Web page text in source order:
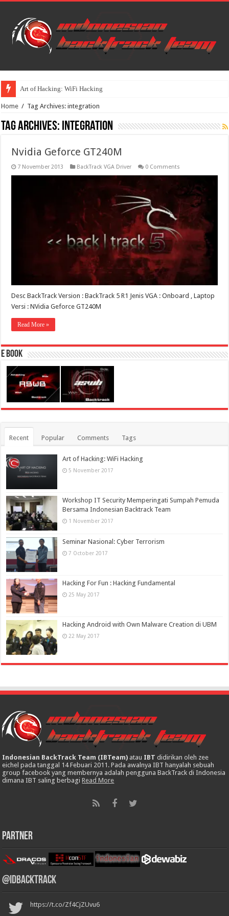
Art of Hacking: WiFi Hacking
Home / Tag Archives: integration
Tag Archives: integration
Nvidia Geforce GT240M
7 November 2013 BackTrack VGA Driver 0 Comments
Desc BackTrack Version : BackTrack 5 R1 Jenis VGA : Onboard , Laptop
Versi : NVidia Geforce GT240M
Read More »
E Book
Recent Popular Comments Tags
Art of Hacking: WiFi Hacking
5 November 2017
Workshop IT Security Memperingati Sumpah Pemuda
Bersama Indonesian Backtrack Team
1 November 2017
Seminar Nasional: Cyber Terrorism
7 October 2017
Hacking For Fun : Hacking Fundamental
25 May 2017
Hacking Android with Own Malware Creation di UBM
22 May 2017
Indonesian BackTrack Team (IBTeam) atau IBT didirikan oleh zee
eichel pada tanggal 14 Febuari 2011. Pada awalnya IBT hanyalah sebuah
group facebook yang membernya adalah pengguna BackTrack di Indonesia
dimana IBT saling berbagiRead More
Partner
@IDBackTrack
https://t.co/Zf4CjZUvu6